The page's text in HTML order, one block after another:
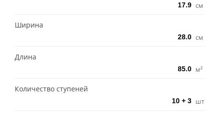
см
Ширина
см
Длина
м²
Количество ступеней
шт